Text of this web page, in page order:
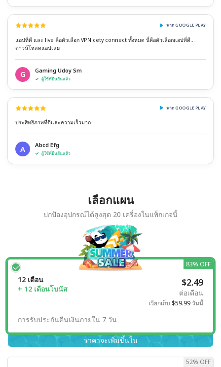
จาก GOOGLE PLAY
แอปที่ดี และ live คือตัวเลือก VPN cety connect ทั้งหมด นี่คือตัวเลือกแอปที่ดี...
ดาวน์โหลดแอปเลย
G Gaming Udoy Sm
ผู้ใช้ที่ยืนยันแล้ว
จาก GOOGLE PLAY
ประสิทธิภาพที่ดีและความเร็วมาก
A Abcd Efg
ผู้ใช้ที่ยืนยันแล้ว
เลือกแผน
ปกป้องอุปกรณ์ได้สูงสุด 20 เครื่องในแพ็กเกจนี้
12 เดือน
+ 12 เดือนโบนัส
$2.49
ต่อเดือน
เรียกเก็บ $59.99 วันนี้
83% OFF
การรับประกันคืนเงินภายใน 7 วัน
ราคาจะเพิ่มขึ้นใน
52% OFF